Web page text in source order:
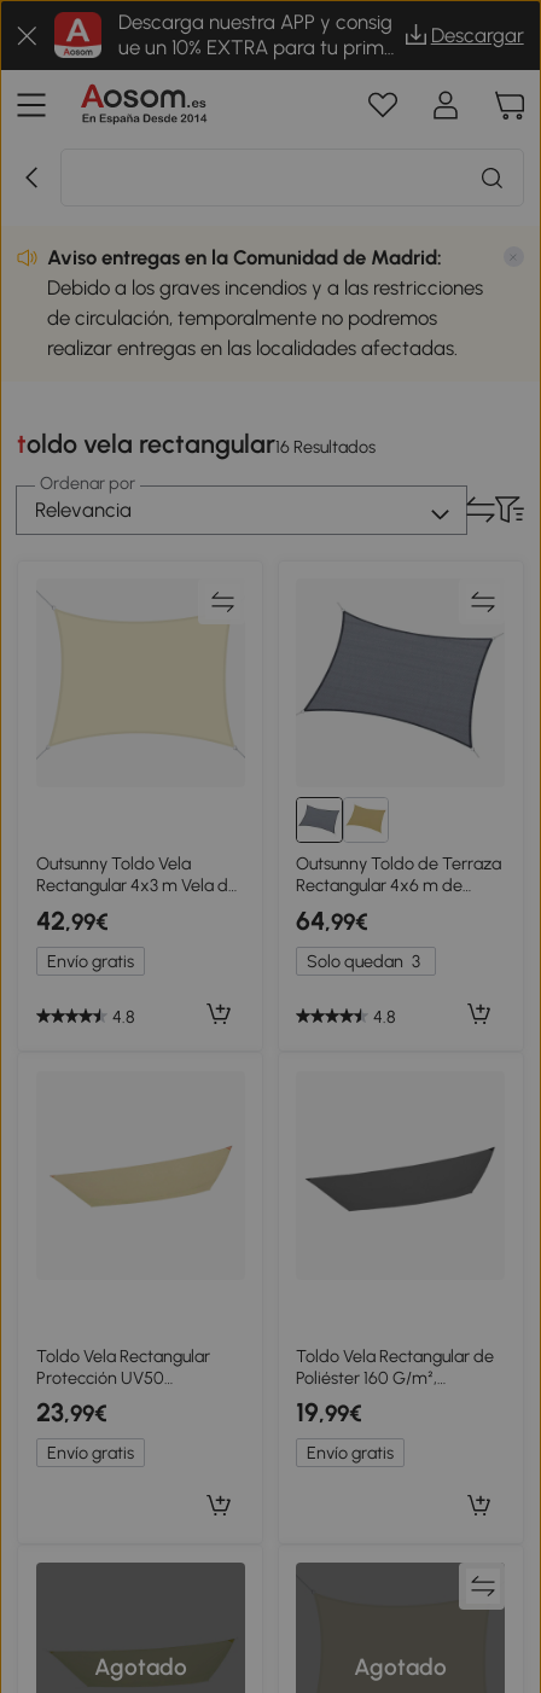
Descarga nuestra APP y consig
ue un 10% EXTRA para tu prime
r pedido
Descargar
Aviso entregas en la Comunidad de Madrid:
Debido a los graves incendios y a las restricciones
de circulación, temporalmente no podremos
realizar entregas en las localidades afectadas.
toldo vela rectangular16 Resultados
Ordenar por
Relevancia
Outsunny Toldo Vela
Rectangular 4x3 m Vela de
Sombra para Jardín Patio
Terraza Poliéster Anti UV
Color Beige
42,99€
Envío gratis
4.8
Outsunny Toldo de Terraza
Rectangular 4x6 m de
HDPE con Anillas de Acero
Inoxidable y Cuerdas para
Jardín Patio Gris
64,99€
Solo quedan 3
4.8
Toldo Vela Rectangular
Protección UV50
300x200x0 Cm, Crema
23,99€
Envío gratis
Toldo Vela Rectangular de
Poliéster 160 G/m²,
200x300x0 Cm, Gris
Antracita
19,99€
Envío gratis
Agotado Agotado